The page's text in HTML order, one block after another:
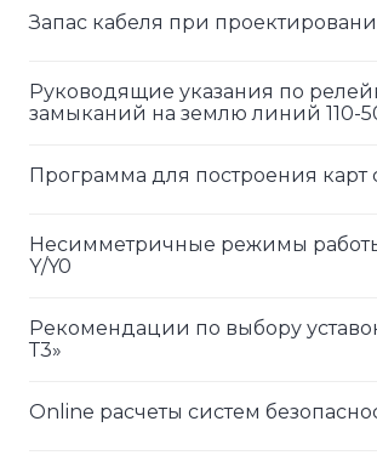
Запас кабеля при
Руководящие указания по
замыканий на землю линий 110-
Программа для построения карт
Несимметричные режимы
Y/Y0
Рекомендации по выбору
Т3»
Online расчеты систем